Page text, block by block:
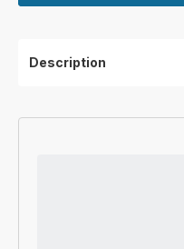
Description